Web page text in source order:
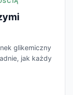
glikemiczny
jak każdy